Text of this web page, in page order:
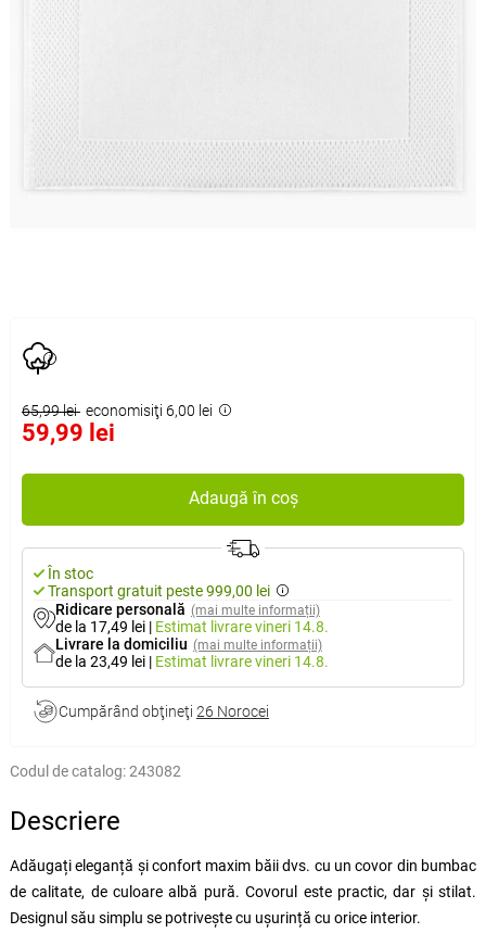
65,99 lei economisiţi 6,00 lei
59,99 lei
Adaugă în coș
În stoc
Transport gratuit peste 999,00 lei
Ridicare personală (mai multe informații)
de la 17,49 lei | Estimat livrarevineri 14.8.
Livrare la domiciliu (mai multe informații)
de la 23,49 lei | Estimat livrarevineri 14.8.
Cumpărând obţineţi 26 Norocei
Codul de catalog:243082
Descriere
Adăugați eleganță și confort maxim băii dvs. cu un covor din bumbac
de calitate, de culoare albă pură. Covorul este practic, dar și stilat.
Designul său simplu se potrivește cu ușurință cu orice interior.